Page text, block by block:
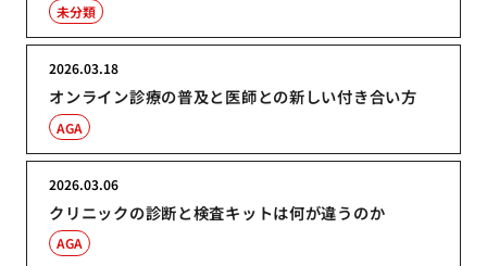
未分類
オンライン診療の普及と医師との新しい付き合い方
2026.03.18
AGA
クリニックの診断と検査キットは何が違うのか
2026.03.06
AGA